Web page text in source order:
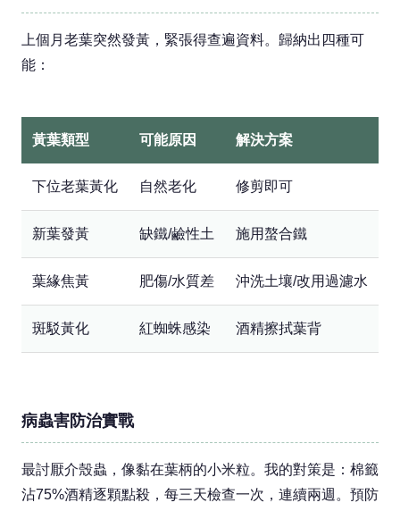
上個月老葉突然發黃，緊張得查遍資料。歸納出四種可
能：
黃葉類型 可能原因 解決方案
下位老葉黃化 自然老化 修剪即可
新葉發黃 缺鐵/鹼性土 施用螯合鐵
葉緣焦黃 肥傷/水質差 沖洗土壤/改用過濾水
斑駁黃化 紅蜘蛛感染 酒精擦拭葉背
病蟲害防治實戰
最討厭介殼蟲，像黏在葉柄的小米粒。我的對策是：棉籤
沾75%酒精逐顆點殺，每三天檢查一次，連續兩週。預防